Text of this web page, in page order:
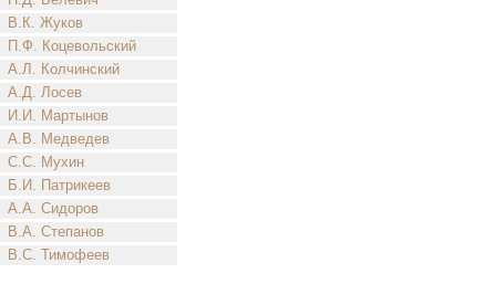
В.К. Жуков
П.Ф. Коцевольский
А.Л. Колчинский
А.Д. Лосев
И.И. Мартынов
А.В. Медведев
С.С. Мухин
Б.И. Патрикеев
А.А. Сидоров
В.А. Степанов
В.С. Тимофеев